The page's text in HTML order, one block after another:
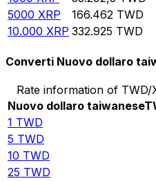
5000 XRP 166.462 TWD
10.000 XRP 332.925 TWD
Converti Nuovo dollaro
Rate information of
Nuovo dollaro taiwanese
1 TWD
5 TWD
10 TWD
25 TWD